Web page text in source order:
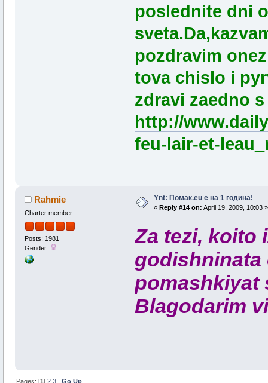
poslednite dni
sveta.
pozdravim
tova chislo i
zdravi zaedno
http://
feu-lair-et-
Rahmie
Charter member
Posts: 1981
Gender:
Ynt: Помак.eu e на 1 година!
« Reply #14 on: April 19, 2009, 10:03 »
Za tezi, koito
godishninata
pomashkiyat
Blagodarim
Pages: [1]2 3 Go Up